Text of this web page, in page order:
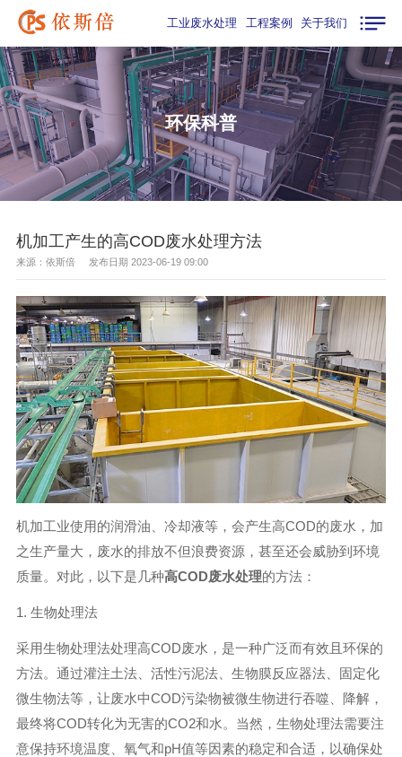
工业废水处理 工程案例 关于我们
环保科普
机加工产生的高COD废水处理方法
来源：依斯倍 发布日期 2023-06-19 09:00
机加工业使用的润滑油、冷却液等，会产生高COD的废水，加
之生产量大，废水的排放不但浪费资源，甚至还会威胁到环境
质量。对此，以下是几种高COD废水处理的方法：
1. 生物处理法
采用生物处理法处理高COD废水，是一种广泛而有效且环保的
方法。通过灌注土法、活性污泥法、生物膜反应器法、固定化
微生物法等，让废水中COD污染物被微生物进行吞噬、降解，
最终将COD转化为无害的CO2和水。当然，生物处理法需要注
意保持环境温度、氧气和pH值等因素的稳定和合适，以确保处